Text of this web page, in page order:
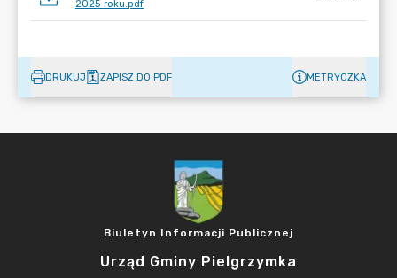
2025 roku.pdf
DRUKUJ ZAPISZ DO PDF METRYCZKA
Biuletyn Informacji Publicznej
Urząd Gminy Pielgrzymka